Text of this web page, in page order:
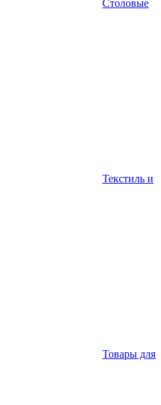
Столовые
Текстиль и
Товары для